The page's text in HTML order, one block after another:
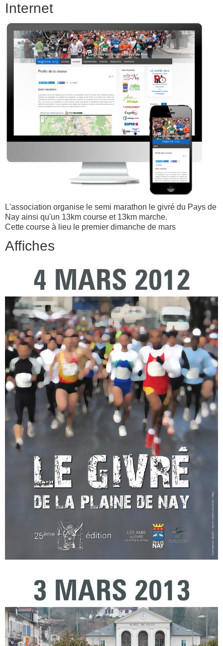
Internet
L'association organise le semi marathon le givré du Pays de
Nay ainsi qu'un 13km course et 13km marche.
Cette course à lieu le premier dimanche de mars
Affiches